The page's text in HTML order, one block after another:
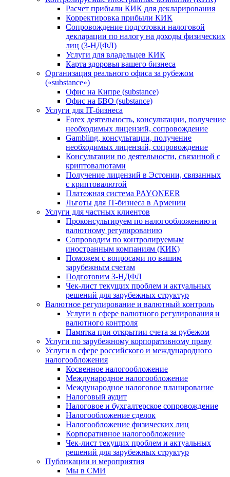
Расчет прибыли КИК для декларирования
Корректировка прибыли КИК
Сопровождение подготовки налоговой
декларации по налогу на доходы физических
лиц (3-НДФЛ)
Услуги для владельцев КИК
Карта здоровья вашего бизнеса
Организация реального офиса за рубежом
(«substance»)
Офис на Кипре (substance)
Офис на БВО (substance)
Услуги для IT-бизнеса
Forex деятельность, консультации, получение
необходимых лицензий, сопровождение
Gambling, консультации, получение
необходимых лицензий, сопровождение
Консультации по деятельности, связанной с
криптовалютами
Получение лицензий в Эстонии, связанных
с криптовалютой
Платежная система PAYONEER
Льготы для IT-бизнеса в Армении
Услуги для частных клиентов
Проконсультируем по налогообложению и
валютному регулированию
Сопроводим по контролируемым
иностранным компаниям (КИК)
Поможем с вопросами по вашим
зарубежным счетам
Подготовим 3-НДФЛ
Чек-лист текущих проблем и актуальных
решений для зарубежных структур
Валютное регулирование и валютный контроль
Услуги в сфере валютного регулирования и
валютного контроля
Памятка при открытии счета за рубежом
Услуги по зарубежному корпоративному праву
Услуги в сфере российского и международного
налогообложения
Косвенное налогообложение
Международное налогообложение
Международное налоговое планирование
Налоговый аудит
Налоговое и бухгалтерское сопровождение
Налогообложение сделок
Налогообложение физических лиц
Корпоративное налогообложение
Чек-лист текущих проблем и актуальных
решений для зарубежных структур
Публикации и мероприятия
Мы в СМИ